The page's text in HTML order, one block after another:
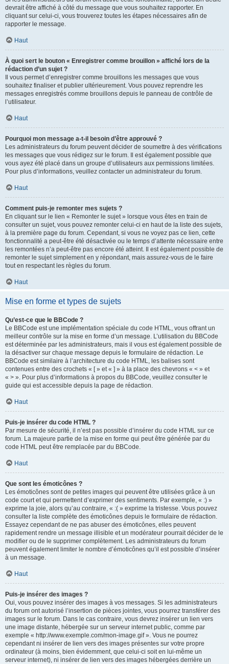
devrait être affiché à côté du message que vous souhaitez rapporter. En
cliquant sur celui-ci, vous trouverez toutes les étapes nécessaires afin de
rapporter le message.
Haut
À quoi sert le bouton « Enregistrer comme brouillon » affiché lors de la
rédaction d’un sujet ?
Il vous permet d’enregistrer comme brouillons les messages que vous
souhaitez finaliser et publier ultérieurement. Vous pouvez reprendre les
messages enregistrés comme brouillons depuis le panneau de contrôle de
l’utilisateur.
Haut
Pourquoi mon message a-t-il besoin d’être approuvé ?
Les administrateurs du forum peuvent décider de soumettre à des vérifications
les messages que vous rédigez sur le forum. Il est également possible que
vous ayez été placé dans un groupe d’utilisateurs aux permissions limitées.
Pour plus d’informations, veuillez contacter un administrateur du forum.
Haut
Comment puis-je remonter mes sujets ?
En cliquant sur le lien « Remonter le sujet » lorsque vous êtes en train de
consulter un sujet, vous pouvez remonter celui-ci en haut de la liste des sujets,
à la première page du forum. Cependant, si vous ne voyez pas ce lien, cette
fonctionnalité a peut-être été désactivée ou le temps d’attente nécessaire entre
les remontées n’a peut-être pas encore été atteint. Il est également possible de
remonter le sujet simplement en y répondant, mais assurez-vous de le faire
tout en respectant les règles du forum.
Haut
Mise en forme et types de sujets
Qu’est-ce que le BBCode ?
Le BBCode est une implémentation spéciale du code HTML, vous offrant un
meilleur contrôle sur la mise en forme d’un message. L’utilisation du BBCode
est déterminée par les administrateurs, mais il vous est également possible de
la désactiver sur chaque message depuis le formulaire de rédaction. Le
BBCode est similaire à l’architecture du code HTML, les balises sont
contenues entre des crochets « [ » et « ] » à la place des chevrons « < » et
« > ». Pour plus d’informations à propos du BBCode, veuillez consulter le
guide qui est accessible depuis la page de rédaction.
Haut
Puis-je insérer du code HTML ?
Par mesure de sécurité, il n’est pas possible d’insérer du code HTML sur ce
forum. La majeure partie de la mise en forme qui peut être générée par du
code HTML peut être remplacée par du BBCode.
Haut
Que sont les émoticônes ?
Les émoticônes sont de petites images qui peuvent être utilisées grâce à un
code court et qui permettent d’exprimer des sentiments. Par exemple, « :) »
exprime la joie, alors qu’au contraire, « :( » exprime la tristesse. Vous pouvez
consulter la liste complète des émoticônes depuis le formulaire de rédaction.
Essayez cependant de ne pas abuser des émoticônes, elles peuvent
rapidement rendre un message illisible et un modérateur pourrait décider de le
modifier ou de le supprimer complètement. Les administrateurs du forum
peuvent également limiter le nombre d’émoticônes qu’il est possible d’insérer
à un message.
Haut
Puis-je insérer des images ?
Oui, vous pouvez insérer des images à vos messages. Si les administrateurs
du forum ont autorisé l’insertion de pièces jointes, vous pourrez transférer des
images sur le forum. Dans le cas contraire, vous devrez insérer un lien vers
une image distante, hébergée sur un serveur internet public, comme par
exemple « http://www.exemple.com/mon-image.gif ». Vous ne pourrez
cependant ni insérer de lien vers des images présentes sur votre propre
ordinateur (à moins, bien évidemment, que celui-ci soit en lui-même un
serveur internet), ni insérer de lien vers des images hébergées derrière un